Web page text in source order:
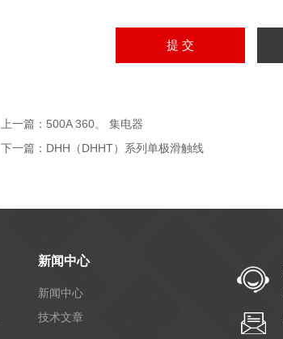
上一篇： 500A 360。 集电器
下一篇： DHH（DHHT）系列单极滑触线
新闻中心
新闻中心
技术文章